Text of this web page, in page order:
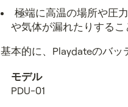
極端に高温の場所や圧
や気体が漏れたりするこ
基本的に、Playdateのバッ
モデル
PDU-01